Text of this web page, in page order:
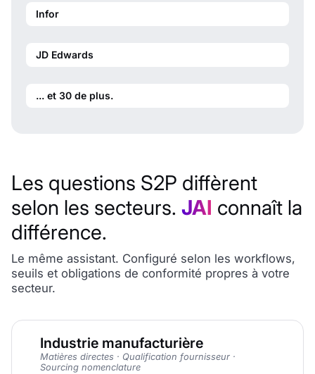
Infor
JD Edwards
... et 30 de plus.
Les questions S2P diffèrent
selon les secteurs. JAI connaît la
différence.
Le même assistant. Configuré selon les workflows,
seuils et obligations de conformité propres à votre
secteur.
Industrie manufacturière
Matières directes · Qualification fournisseur ·
Sourcing nomenclature